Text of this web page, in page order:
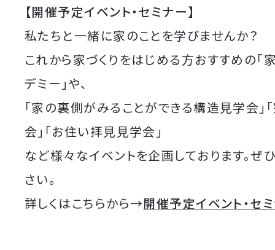
【開催予定イベント・セミナー】
私たちと一緒に家のことを学びませんか？
これから家づくりをはじめる方おすすめの「
デミー」や、
「家の裏側がみることができる構造見学会」
会」「お住い拝見見学会」
など様々なイベントを企画しております。ぜ
さい。
詳しくはこちらから→開催予定イベント・セ